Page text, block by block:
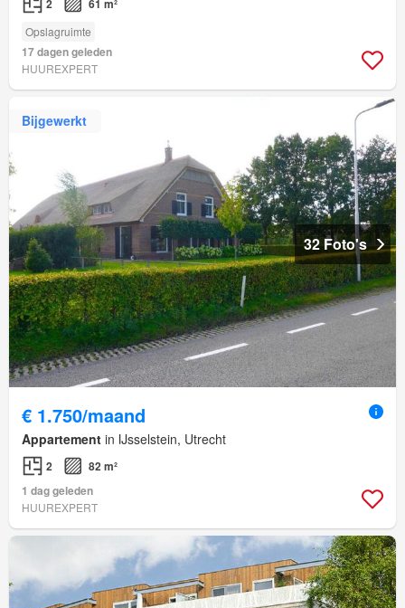
2 61 m²
Opslagruimte
17 dagen geleden
HUUREXPERT
Bijgewerkt
32 Foto's
€ 1.750/maand
Appartement in IJsselstein, Utrecht
2
82 m²
1 dag geleden
HUUREXPERT